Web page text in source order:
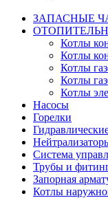
ЗАПАСНЫЕ
Котлы
Котлы
Котлы
Котлы
Котлы
Насосы
Горелки
Система
Трубы и
Запорная
Котлы